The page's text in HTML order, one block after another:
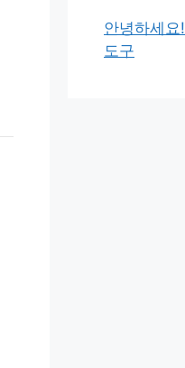
안녕하세요!
도구